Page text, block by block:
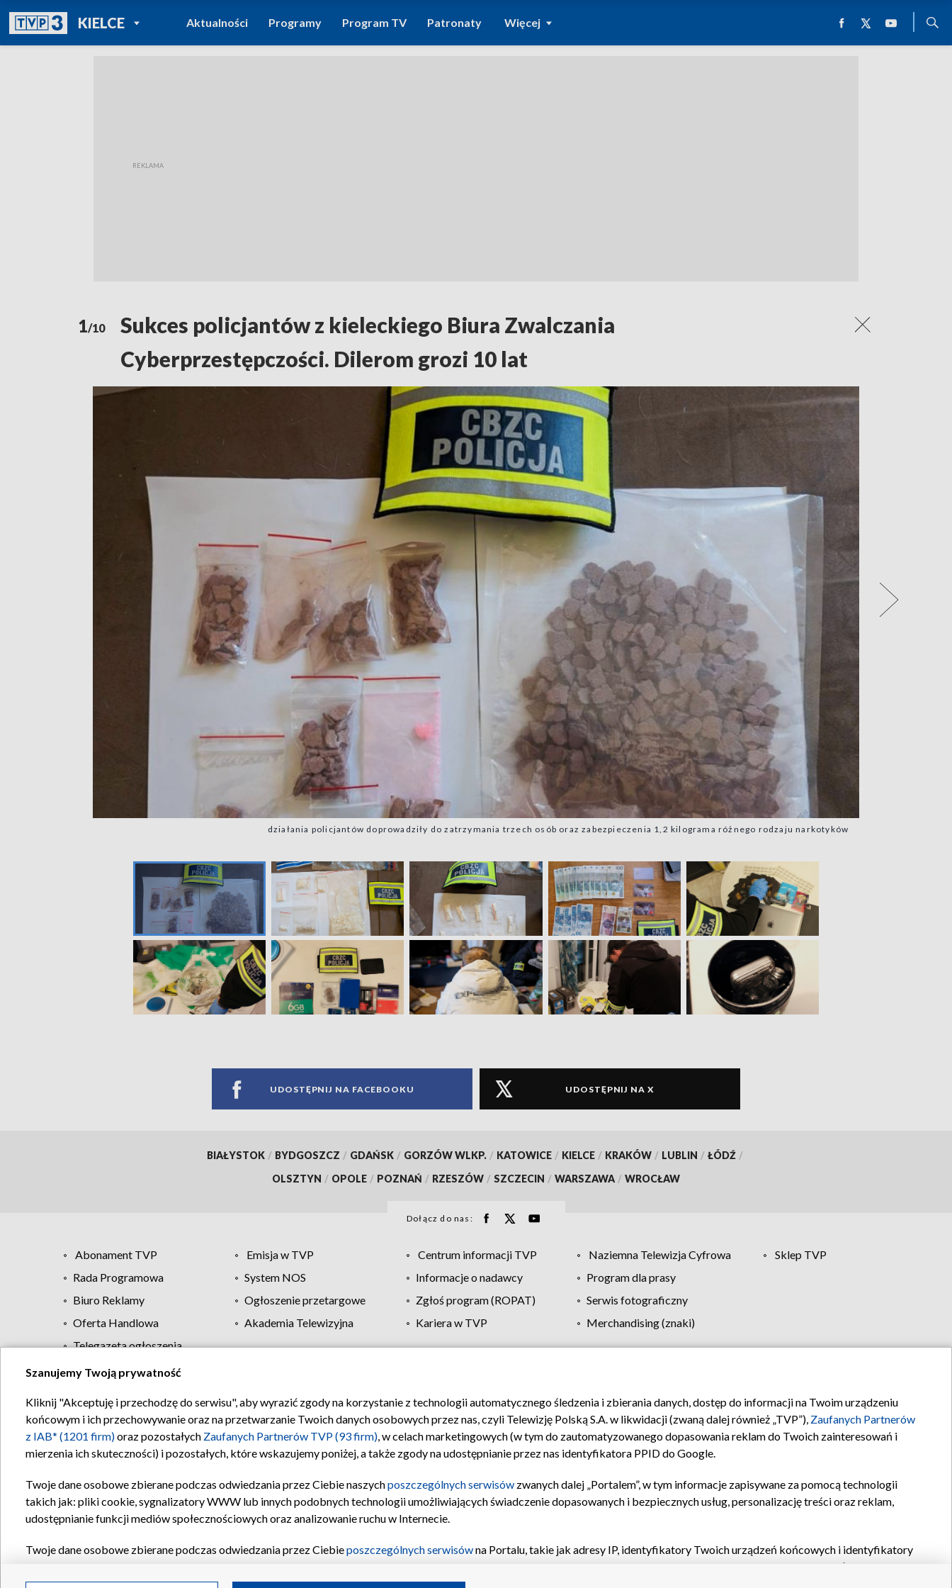
KIELCEPOWRÓT DO
TVP REGIONY
Aktualności Programy Program TV Patronaty Więcej
1/10
Sukces policjantów z kieleckiego Biura Zwalczania
Cyberprzestępczości. Dilerom grozi 10 lat
działania policjantów doprowadziły do zatrzymania trzech osób oraz zabezpieczenia 1,2 kilograma różnego rodzaju narkotyków
UDOSTĘPNIJ NA FACEBOOKU UDOSTĘPNIJ NA X
BIAŁYSTOK / BYDGOSZCZ / GDAŃSK / GORZÓW WLKP. / KATOWICE / KIELCE / KRAKÓW / LUBLIN / ŁÓDŹ /
OLSZTYN / OPOLE / POZNAŃ / RZESZÓW / SZCZECIN / WARSZAWA / WROCŁAW
Dołącz do nas:
Abonament TVP Emisja w TVP Centrum informacji TVP Naziemna Telewizja Cyfrowa
Sklep TVP
Rada Programowa
System NOS Informacje o nadawcy
Program dla prasy
Biuro Reklamy
Ogłoszenie przetargowe Zgłoś program (ROPAT)
Serwis fotograficzny
Oferta Handlowa
Akademia Telewizyjna Kariera w TVP
Merchandising (znaki)
Telegazeta ogłoszenia
Regulamin TVP Polityka prywatności Moje zgody Pomoc Biuro reklamy Kontakt
Szanujemy Twoją prywatność
Kliknij "Akceptuję i przechodzę do serwisu", aby wyrazić zgody na korzystanie z technologii automatycznego śledzenia i zbierania danych, dostęp do informacji na Twoim urządzeniu
końcowym i ich przechowywanie oraz na przetwarzanie Twoich danych osobowych przez nas, czyli Telewizję Polską S.A. w likwidacji (zwaną dalej również „TVP”), Zaufanych Partnerów
z IAB* (1201 firm)oraz pozostałych Zaufanych Partnerów TVP (93 firm), w celach marketingowych (w tym do zautomatyzowanego dopasowania reklam do Twoich zainteresowań i
mierzenia ich skuteczności) i pozostałych, które wskazujemy poniżej, a także zgody na udostępnianie przez nas identyfikatora PPID do Google.
Twoje dane osobowe zbierane podczas odwiedzania przez Ciebie naszychposzczególnych serwisów zwanych dalej „Portalem”, w tym informacje zapisywane za pomocą technologii
takich jak: pliki cookie, sygnalizatory WWW lub innych podobnych technologii umożliwiających świadczenie dopasowanych i bezpiecznych usług, personalizację treści oraz reklam,
udostępnianie funkcji mediów społecznościowych oraz analizowanie ruchu w Internecie.
Twoje dane osobowe zbierane podczas odwiedzania przez Ciebieposzczególnych serwisówna Portalu, takie jak adresy IP, identyfikatory Twoich urządzeń końcowych i identyfikatory
oraz pozostałych
Partnerów TVPdla realizacji następujących celów i funkcji: przechowywania informacji na urządzeniu lub dostęp do nich, wyboru podstawowych reklam, wyboru spersonalizowanych